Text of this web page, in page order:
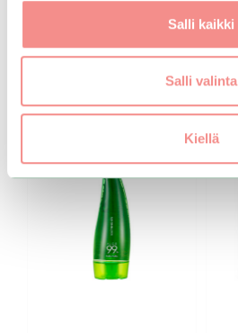
Salli kaikki
Salli valinta
Kiellä
Tutustu myös